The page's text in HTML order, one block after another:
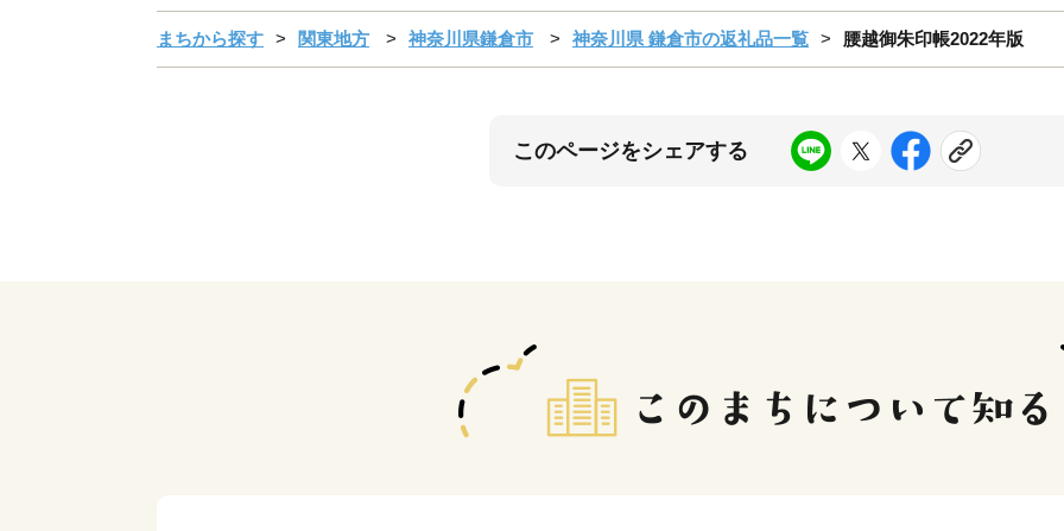
まちから探す 関東地方 神奈川県鎌倉市 神奈川県 鎌倉市の返礼品一覧 腰越御朱印帳2022年版
このページをシェアする